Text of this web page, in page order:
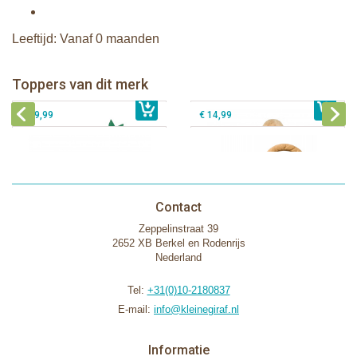
Leeftijd: Vanaf 0 maanden
Toppers van dit merk
€ 26,99
Sophie de giraf Activity Wheel
€ 39,99 € 14,99
Contact
Zeppelinstraat 39
2652 XB Berkel en Rodenrijs
Nederland
Tel: +31(0)10-2180837
E-mail: info@kleinegiraf.nl
Informatie